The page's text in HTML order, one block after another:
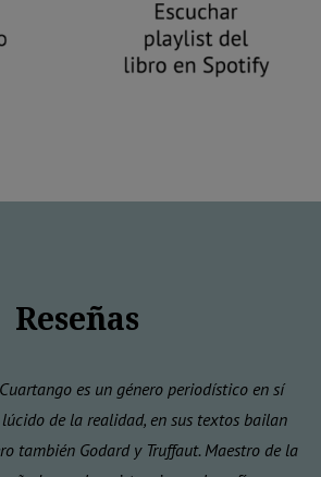
Reseñas
es un género periodístico en sí
de la realidad, en sus textos bailan
también Godard y Truffaut. Maestro de la